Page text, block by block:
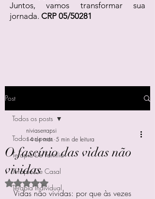
Juntos, vamos transformar sua
jornada. CRP 05/50281
Post
Todos os posts
Terapia De Família
Terapia De Casal
Terapia Individual
Todos os posts
O fascínio das vidas não
vividas
niviaserrapsi
14 de mar. 5 min de leitura
Avaliado com NaN de 5 estrelas.
Vidas não vividas: por que às vezes